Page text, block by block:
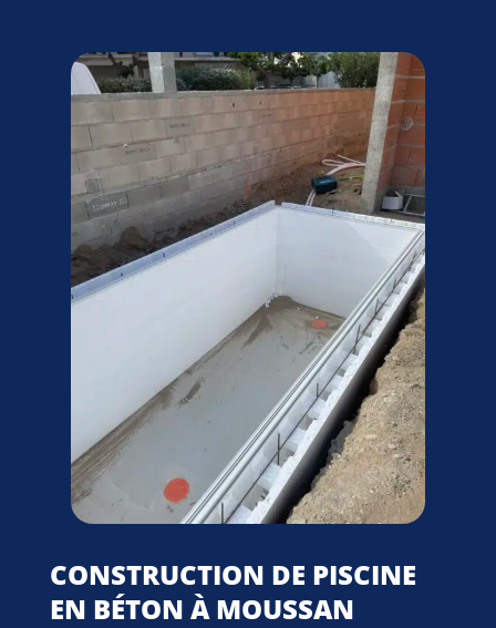
CONSTRUCTION DE PISCINE
EN BÉTON À MOUSSAN